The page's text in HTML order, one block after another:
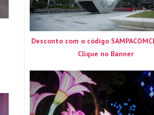
Desconto com o código
Clique no Banner